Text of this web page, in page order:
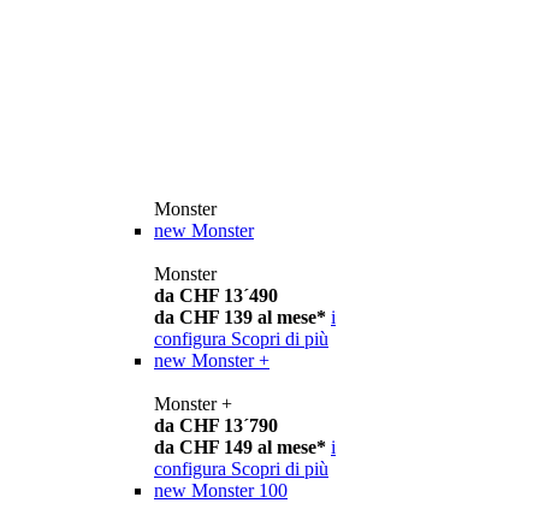
Monster
new Monster
Monster
da CHF 13´490
da CHF 139 al mese* i
configura Scopri di più
new Monster +
Monster +
da CHF 13´790
da CHF 149 al mese* i
configura Scopri di più
new Monster 100